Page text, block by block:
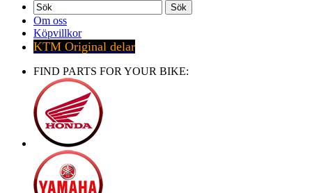
Sök
Om oss
Köpvillkor
KTM Original delar
FIND PARTS FOR YOUR BIKE: